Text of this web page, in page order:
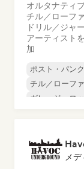
オルタナティ
チル／ローフ
ドリル／ジャ
アーティスト
加
ポスト・パンク
チル／ローフ
ガレージ・ロ